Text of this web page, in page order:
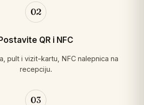
02
QR i NFC
pult i vizit-kartu, NFC nalepnica na
recepciju.
03